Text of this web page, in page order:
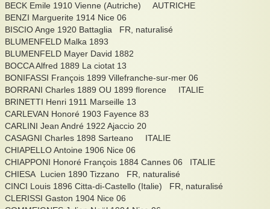
BECK Emile 1910 Vienne (Autriche) AUTRICHE
BENZI Marguerite 1914 Nice 06
BISCIO Ange 1920 Battaglia FR, naturalisé
BLUMENFELD Malka 1893
BLUMENFELD Mayer David 1882
BOCCA Alfred 1889 La ciotat 13
BONIFASSI François 1899 Villefranche-sur-mer 06
BORRANI Charles 1889 OU 1899 florence ITALIE
BRINETTI Henri 1911 Marseille 13
CARLEVAN Honoré 1903 Fayence 83
CARLINI Jean André 1922 Ajaccio 20
CASAGNI Charles 1898 Sarteano ITALIE
CHIAPELLO Antoine 1906 Nice 06
CHIAPPONI Honoré François 1884 Cannes 06 ITALIE
CHIESA Lucien 1890 Tizzano FR, naturalisé
CINCI Louis 1896 Citta-di-Castello (Italie) FR, naturalisé
CLERISSI Gaston 1904 Nice 06